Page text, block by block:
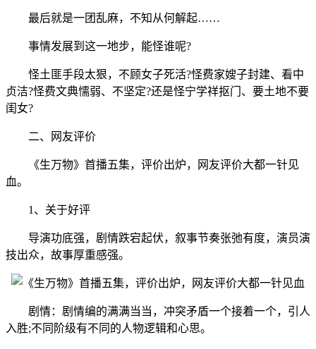
最后就是一团乱麻，不知从何解起……
事情发展到这一地步，能怪谁呢?
怪土匪手段太狠，不顾女子死活?怪费家嫂子封建、看中
贞洁?怪费文典懦弱、不坚定?还是怪宁学祥抠门、要土地不要
闺女?
二、网友评价
《生万物》首播五集，评价出炉，网友评价大都一针见
血。
1、关于好评
导演功底强，剧情跌宕起伏，叙事节奏张弛有度，演员演
技出众，故事厚重感强。
剧情：剧情编的满满当当，冲突矛盾一个接着一个，引人
入胜;不同阶级有不同的人物逻辑和心思。